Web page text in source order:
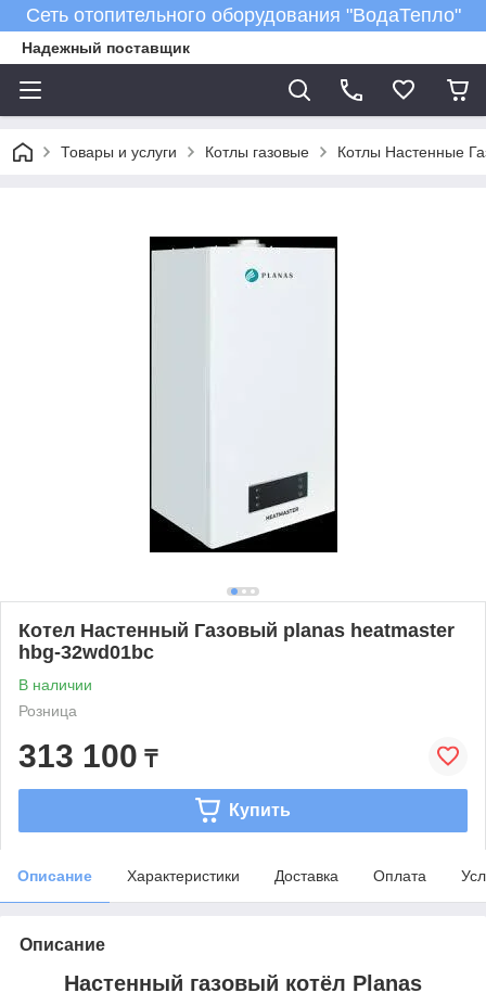
Сеть отопительного оборудования "ВодаТепло"
Надежный поставщик
Товары и услуги Котлы газовые Котлы Настенные
Котел Настенный Газовый planas heatmaster
hbg-32wd01bc
В наличии
Розница
313 100 ₸
Купить
Описание Характеристики Доставка Оплата
Описание
Настенный газовый котёл Planas